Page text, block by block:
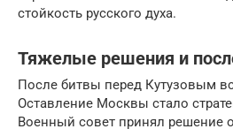
стойкость русского духа.
Тяжелые решения и
После битвы перед Кутузовым
Оставление Москвы стало
Военный совет принял решение